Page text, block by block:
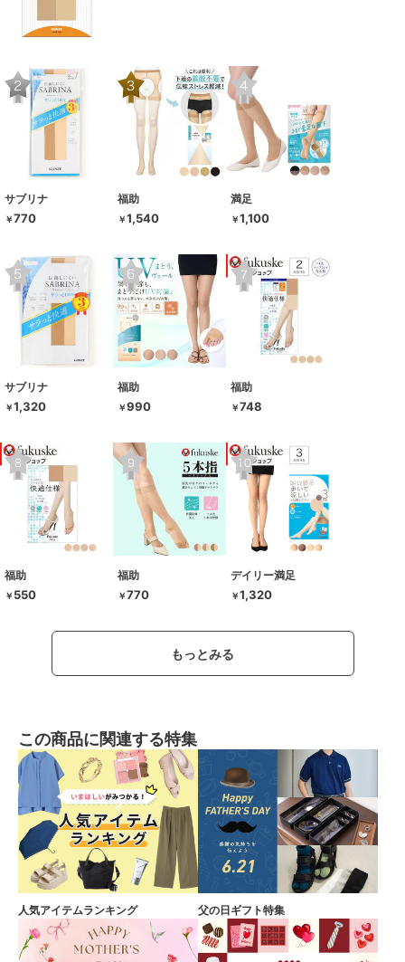
サブリナ
￥770
福助
￥1,540
満足
￥1,100
サブリナ
￥1,320
福助
￥990
福助
￥748
福助
￥ 550
福助
￥770
デイリー満足
￥1,320
もっとみる
この商品に関連する特集
人気アイテムランキング 父の日ギフト特集